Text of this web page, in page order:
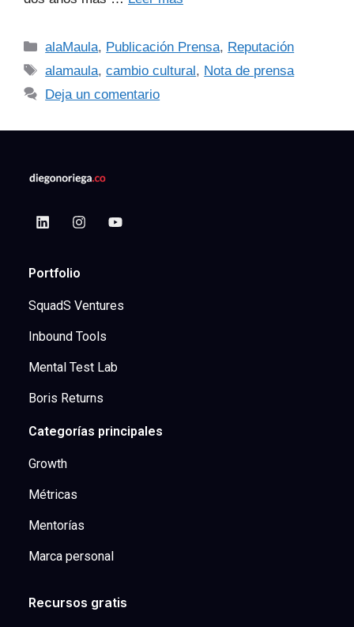
alaMaula, Publicación Prensa, Reputación
alamaula,cambio cultural, Nota de prensa
Deja un comentario
Portfolio
SquadS Ventures
Inbound Tools
Mental Test Lab
Boris Returns
Categorías principales
Growth
Métricas
Mentorías
Marca personal
Recursos gratis